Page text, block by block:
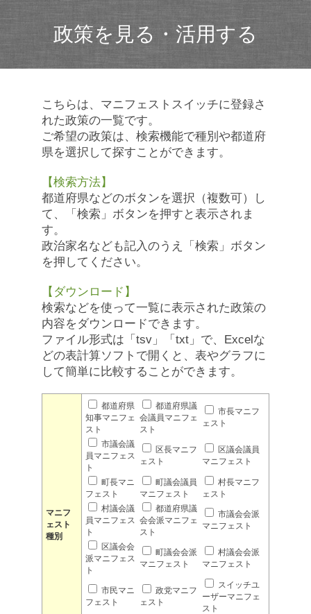
政策を見る・活用する
こちらは、マニフェストスイッチに登録さ
れた政策の一覧です。
ご希望の政策は、検索機能で種別や都道府
県を選択して探すことができます。
【検索方法】
都道府県などのボタンを選択（複数可）し
て、「検索」ボタンを押すと表示されま
す。
政治家名なども記入のうえ「検索」ボタン
を押してください。
【ダウンロード】
検索などを使って一覧に表示された政策の
内容をダウンロードできます。
ファイル形式は「tsv」「txt」で、Excelな
どの表計算ソフトで開くと、表やグラフに
して簡単に比較することができます。
マニフ
ェスト
種別
都道府県
知事マニフェ
スト
都道府県議
会議員マニフェ
スト
市長マニフ
ェスト
市議会議
員マニフェス
ト
区長マニフ
ェスト
区議会議員
マニフェスト
町長マニ
フェスト
町議会議員
マニフェスト
村長マニフ
ェスト
村議会議
員マニフェス
ト
都道府県議
会会派マニフェ
スト
市議会会派
マニフェスト
区議会会
派マニフェス
ト
町議会会派
マニフェスト
村議会会派
マニフェスト
市民マニ
フェスト
政党マニフ
ェスト
スイッチユ
ーザーマニフェ
スト